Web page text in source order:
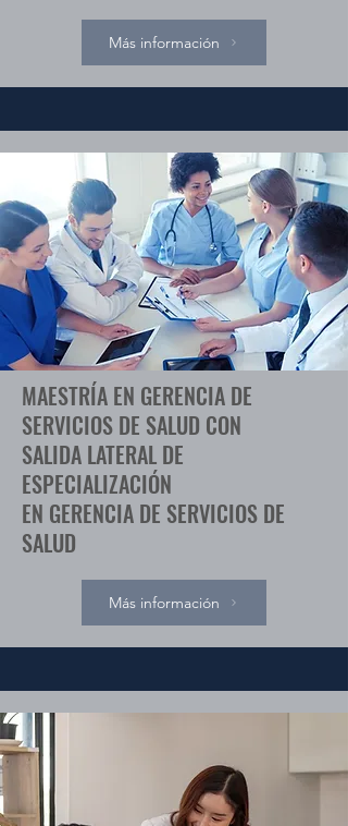
Más información
MAESTRÍA EN GERENCIA DE
SERVICIOS DE SALUD CON
SALIDA LATERAL DE
ESPECIALIZACIÓN
EN GERENCIA DE SERVICIOS DE
SALUD
Más información